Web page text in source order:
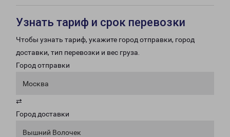
Узнать тариф и срок перевозки
Чтобы узнать тариф, укажите город отправки, город
доставки, тип перевозки и вес груза.
Город отправки
Москва
⇄
Город доставки
Вышний Волочек